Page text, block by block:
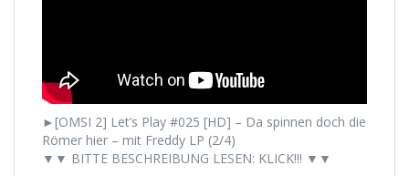
►[OMSI 2] Let’s Play #025 [HD] – Da spinnen doch die
Römer hier – mit Freddy LP (2/4)
▼▼ BITTE BESCHREIBUNG LESEN: KLICK!!! ▼▼